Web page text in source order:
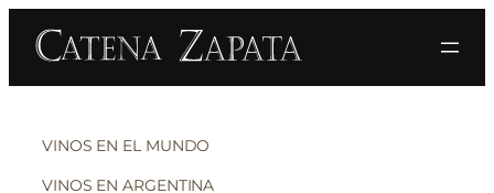
VINOS EN EL MUNDO
VINOS EN ARGENTINA